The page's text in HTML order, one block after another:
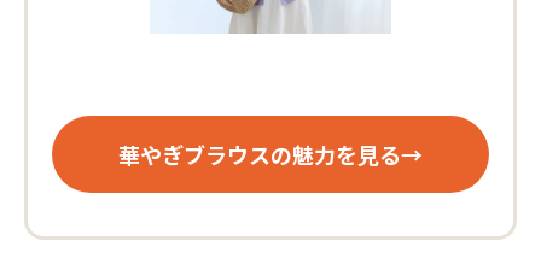
華やぎブラウスの魅力を見る→